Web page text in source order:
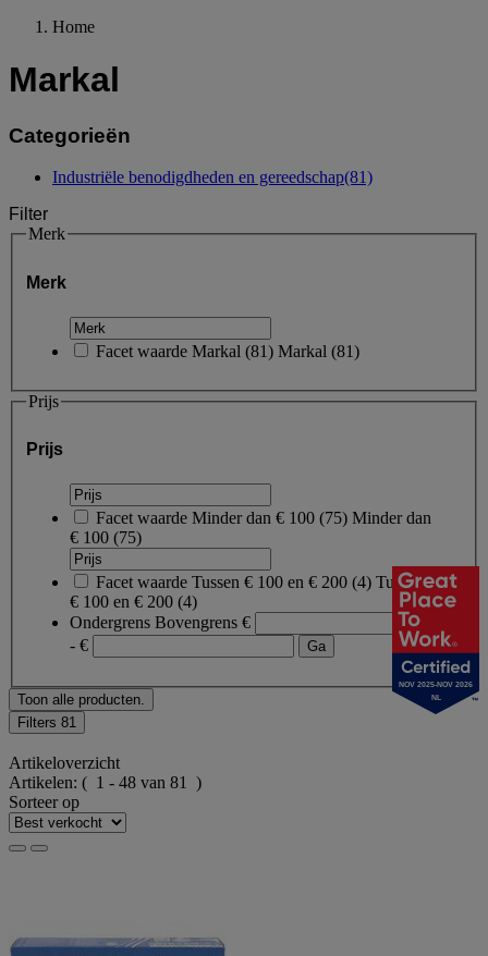
Home
Markal
Categorieën
Industriële benodigdheden en gereedschap(81)
Filter
Merk
Merk
Facet waarde Markal (81) Markal (81)
Prijs
Prijs
Facet waarde Minder dan € 100 (75) Minder dan
€ 100 (75)
Facet waarde Tussen € 100 en € 200 (4) Tussen
€ 100 en € 200 (4)
Ondergrens Bovengrens €
- €
Toon alle producten.
Filters 81
Artikeloverzicht
Artikelen: ( 1 - 48 van 81 )
Sorteer op
NOV 2025-NOV 2026
NL